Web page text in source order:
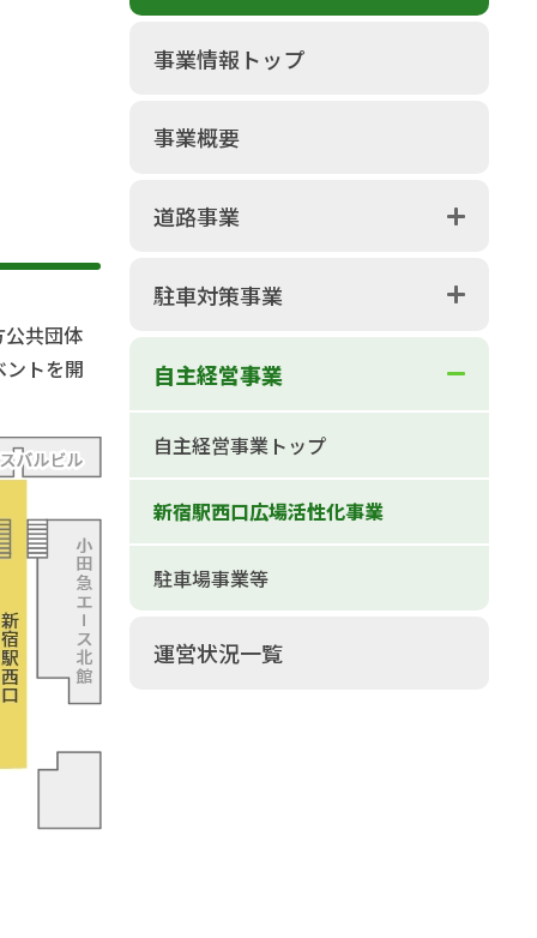
共団体
トを開
事業情報トップ
事業概要
道路事業
駐車対策事業
自主経営事業
自主経営事業トップ
新宿駅西口広場活性化事業
駐車場事業等
運営状況一覧